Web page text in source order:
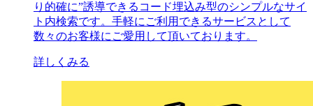
り的確に”誘導できるコード埋込み型のシンプルなサイ
ト内検索です。手軽にご利用できるサービスとして
数々のお客様にご愛用して頂いております。
詳しくみる